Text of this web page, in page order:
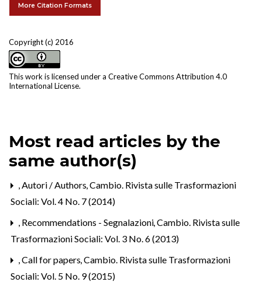
More Citation Formats
Copyright (c) 2016
This work is licensed under a Creative Commons Attribution 4.0
International License.
Most read articles by the
same author(s)
,Autori / Authors,Cambio. Rivista sulle Trasformazioni
Sociali: Vol. 4 No. 7 (2014)
, Recommendations - Segnalazioni,Cambio. Rivista sulle
Trasformazioni Sociali: Vol. 3 No. 6 (2013)
,Call for papers,Cambio. Rivista sulle Trasformazioni
Sociali: Vol. 5 No. 9 (2015)